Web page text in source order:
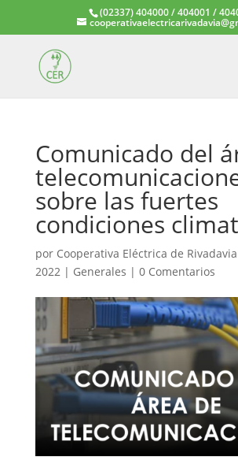
(02337) 404000 / 404001 /
Comunicado del
sobre las fuertes
condiciones
por Cooperativa Eléctrica de Rivadavia
2022| Generales | 0 Comentarios